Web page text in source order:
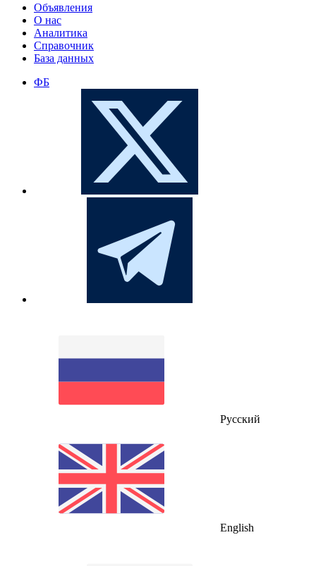
Объявления
О нас
Аналитика
Справочник
База данных
ФБ
Русский
English